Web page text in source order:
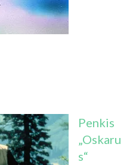
Penkis
„Oskaru
s“